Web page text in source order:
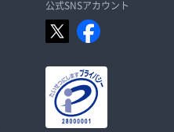
公式SNSアカウント